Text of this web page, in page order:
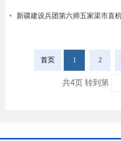
新疆建设兵团第六师五家渠市直
首页 1 2
共4页 转到第